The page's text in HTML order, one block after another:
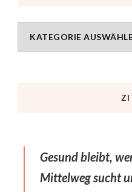
Gesund bleibt,
Mittelweg sucht